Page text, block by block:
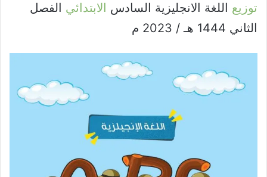
توزيع اللغة الانجليزية السادس الابتدائي الفصل
الثاني 1444 هـ / 2023 م